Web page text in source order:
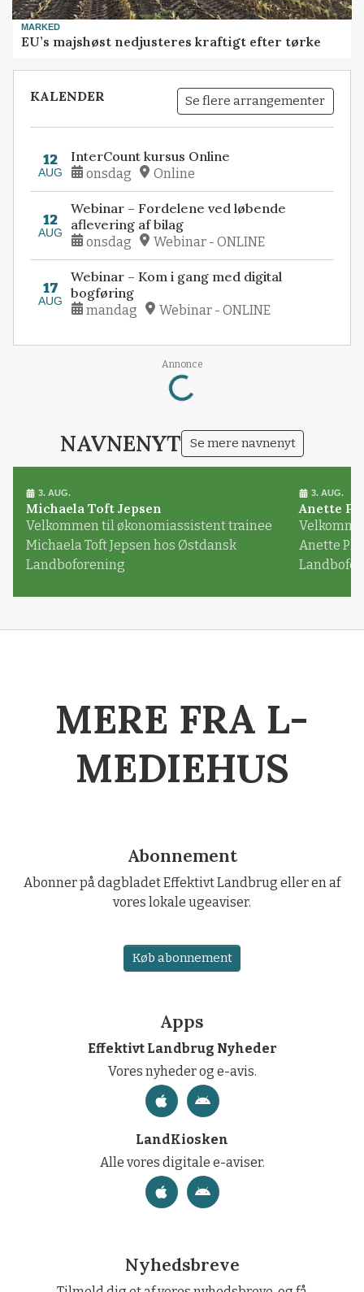
MARKED
EU’s majshøst nedjusteres kraftigt efter tørke
KALENDER Se flere arrangementer
12
AUG
InterCount kursus Online
onsdag Online
12
AUG
Webinar – Fordelene ved løbende
aflevering af bilag
onsdag Webinar - ONLINE
17
AUG
Webinar – Kom i gang med digital
bogføring
mandag Webinar - ONLINE
Annonce
Loading...
NAVNENYT Se mere navnenyt
3. AUG.
Michaela Toft Jepsen
Velkommen til økonomiassistent trainee
Michaela Toft Jepsen hos Østdansk
Landboforening
3. AUG.
Anette
Anette
MERE FRA L-
MEDIEHUS
Abonnement
Abonner på dagbladet Effektivt Landbrug eller en af
vores lokale ugeaviser.
Køb abonnement
Apps
Effektivt Landbrug Nyheder
Vores nyheder og e-avis.
LandKiosken
Alle vores digitale e-aviser.
Nyhedsbreve